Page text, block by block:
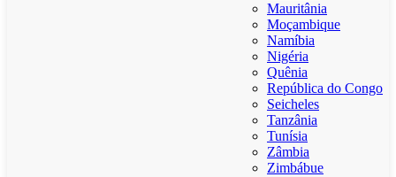
Mauritânia
Moçambique
Namíbia
Nigéria
Quênia
República do Congo
Seicheles
Tanzânia
Tunísia
Zâmbia
Zimbábue